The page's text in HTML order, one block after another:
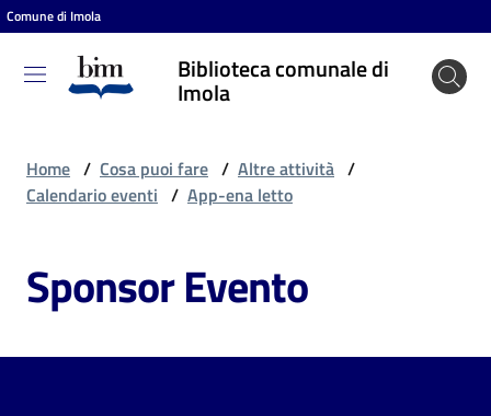
Vai al contenuto
Vai alla navigazione
Vai al footer
Comune di Imola
Biblioteca comunale di
Imola
Biblioteca
comunale
puoi
Home / Cosa puoi fare / Altre attività /
Calendario eventi / App-ena letto
Sponsor Evento